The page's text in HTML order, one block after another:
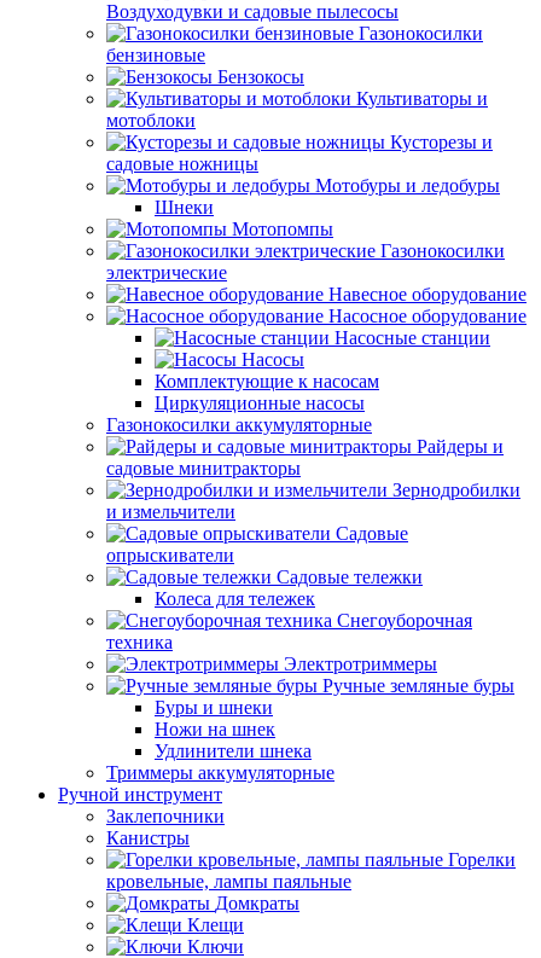
Воздуходувки и садовые пылесосы
Газонокосилки
бензиновые
Бензокосы
Культиваторы и
мотоблоки
Кусторезы и
садовые ножницы
Мотобуры и ледобуры
Шнеки
Мотопомпы
Газонокосилки
электрические
Навесное оборудование
Насосное оборудование
Насосные станции
Насосы
Комплектующие к насосам
Циркуляционные насосы
Газонокосилки аккумуляторные
Райдеры и
садовые минитракторы
Зернодробилки
и измельчители
Садовые
опрыскиватели
Садовые тележки
Колеса для тележек
Снегоуборочная
техника
Электротриммеры
Ручные земляные буры
Буры и шнеки
Ножи на шнек
Удлинители шнека
Триммеры аккумуляторные
Ручной инструмент
Заклепочники
Канистры
Горелки
кровельные, лампы паяльные
Домкраты
Клещи
Ключи